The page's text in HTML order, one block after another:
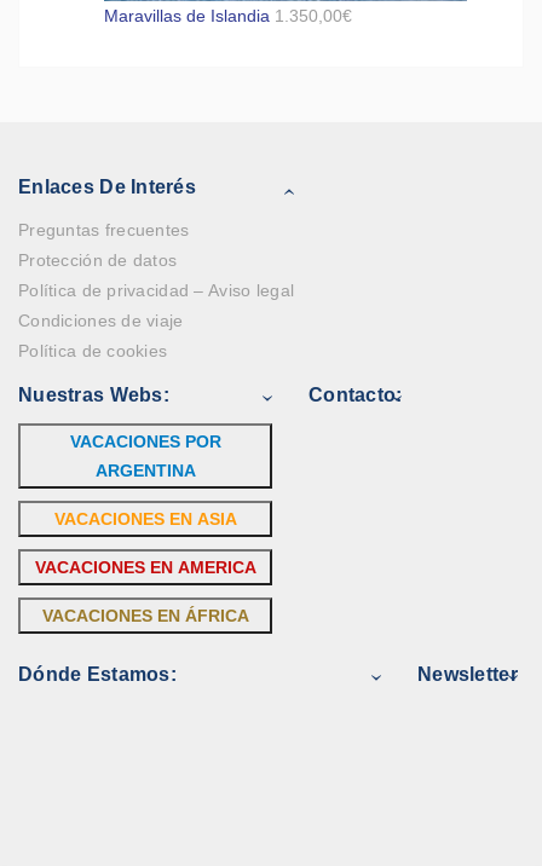
Maravillas de Islandia 1.350,00€
Enlaces De Interés
Preguntas frecuentes
Protección de datos
Política de privacidad – Aviso legal
Condiciones de viaje
Política de cookies
Nuestras Webs:
VACACIONES POR
ARGENTINA
VACACIONES EN ASIA
VACACIONES EN AMERICA
VACACIONES EN ÁFRICA
Contacto:
Dónde Estamos: Newsletter